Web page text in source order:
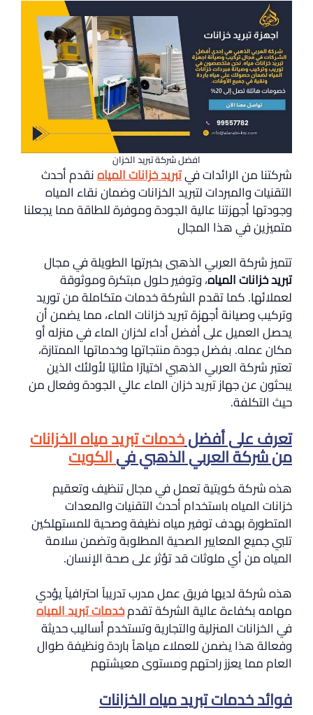
افضل شركة تبريد الخزان
شركتنا من الرائدات فيتبريد خزانات المياهنقدم أحدث
التقنيات والمبردات لتبريد الخزانات وضمان نقاء المياه
وجودتها أجهزتنا عالية الجودة وموفرة للطاقة مما يجعلنا
متميزين في هذا المجال
تتميز شركة العربي الذهبى بخبرتها الطويلة في مجال
تبريد خزانات المياه، وتوفير حلول مبتكرة وموثوقة
لعملائها. كما تقدم الشركة خدمات متكاملة من توريد
وتركيب وصيانة أجهزة تبريد خزانات الماء، مما يضمن أن
يحصل العميل على أفضل أداء لخزان الماء في منزله أو
مكان عمله. بفضل جودة منتجاتها وخدماتها الممتازة،
تعتبر شركة العربي الذهبي اختيارًا مثاليًا لأولئك الذين
يبحثون عن جهاز تبريد خزان الماء عالي الجودة وفعال من
حيث التكلفة.
تعرف على أفضلخدمات تبريد مياه الخزانات
من شركة العربي الذهبي فيالكويت
هذه شركة كويتية تعمل في مجال تنظيف وتعقيم
خزانات المياه باستخدام أحدث التقنيات والمعدات
المتطورة بهدف توفير مياه نظيفة وصحية للمستهلكين
تلبي جميع المعايير الصحية المطلوبة وتضمن سلامة
المياه من أي ملوثات قد تؤثر على صحة الإنسان.
هذه شركة لديها فريق عمل مدرب تدريباً احترافياً يؤدي
مهامه بكفاءة عالية الشركة تقدمخدمات تبريد المياه
في الخزانات المنزلية والتجارية وتستخدم أساليب حديثة
وفعالة هذا يضمن للعملاء مياهاً باردة ونظيفة طوال
العام مما يعزز راحتهم ومستوى معيشتهم
فوائد خدمات تبريد مياه الخزانات